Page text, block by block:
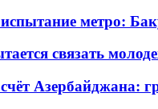
метро:
связать
Азербайджана: